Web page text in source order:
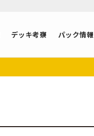
デッキ考察 パック情報